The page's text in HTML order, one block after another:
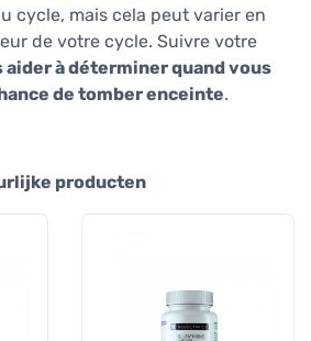
cycle, mais cela peut varier en
de votre cycle. Suivre votre
aider à déterminer quand vous
de tomber enceinte.
producten